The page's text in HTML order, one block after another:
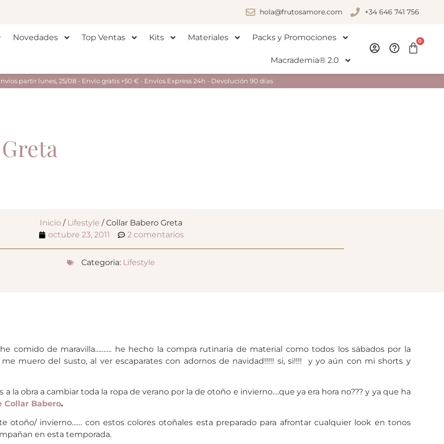
hola@frutosamore.com +34 646 741 756
Novedades Top Ventas Kits Materiales Packs y Promociones
Macrademia® 2.0
0
partir lunes, 25/08 - Envío gratis +50 € - Envíos Express 24h - Devolución 90 días
Inicio / Lifestyle / Collar Babero Greta
octubre 23, 2011
2 comentarios
Categoria: Lifestyle
comido de maravilla………. he hecho la compra rutinaria de material como todos los sábados por la
muero del susto, al ver escaparates con adornos de navidad!!!!! si, si!!!! y yo aún con mi shorts y
la obra a cambiar toda la ropa de verano por la de otoño e invierno….que ya era hora no??? y ya que ha
Collar Babero.
otoño/ invierno…… con estos colores otoñales esta preparado para afrontar cualquier look en tonos
en esta temporada.